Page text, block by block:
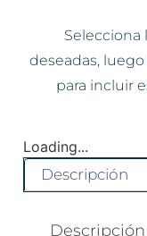
Selecciona
deseadas,
para incluir
Loading...
Descripción
Descripción